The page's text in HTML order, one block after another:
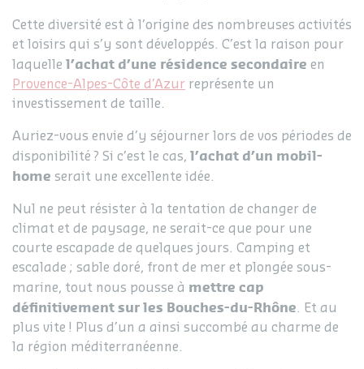
Cette diversité est à l’origine des nombreuses activités
et loisirs qui s’y sont développés. C’est la raison pour
laquelle l’achat d’une résidence secondaire en
Provence-Alpes-Côte d’Azur représente un
investissement de taille.
Auriez-vous envie d’y séjourner lors de vos périodes de
disponibilité ? Si c’est le cas, l’achat d’un mobil-
home serait une excellente idée.
Nul ne peut résister à la tentation de changer de
climat et de paysage, ne serait-ce que pour une
courte escapade de quelques jours. Camping et
escalade ; sable doré, front de mer et plongée sous-
marine, tout nous pousse à mettre cap
définitivement sur les Bouches-du-Rhône. Et au
plus vite ! Plus d’un a ainsi succombé au charme de
la région méditerranéenne.